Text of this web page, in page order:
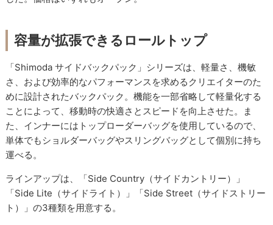
容量が拡張できるロールトップ
「Shimoda サイドバックパック」シリーズは、軽量さ、機敏
さ、および効率的なパフォーマンスを求めるクリエイターのた
めに設計されたバックパック。機能を一部省略して軽量化する
ことによって、移動時の快適さとスピードを向上させた。ま
た、インナーにはトップローダーバッグを使用しているので、
単体でもショルダーバッグやスリングバッグとして個別に持ち
運べる。
ラインアップは、「Side Country（サイドカントリー）」
「Side Lite（サイドライト）」「Side Street（サイドストリー
ト）」の3種類を用意する。